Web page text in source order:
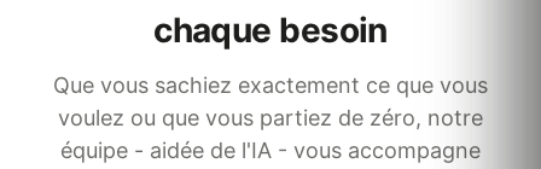
chaque besoin
Que vous sachiez exactement ce que vous
voulez ou que vous partiez de zéro, notre
équipe - aidée de l'IA - vous accompagne